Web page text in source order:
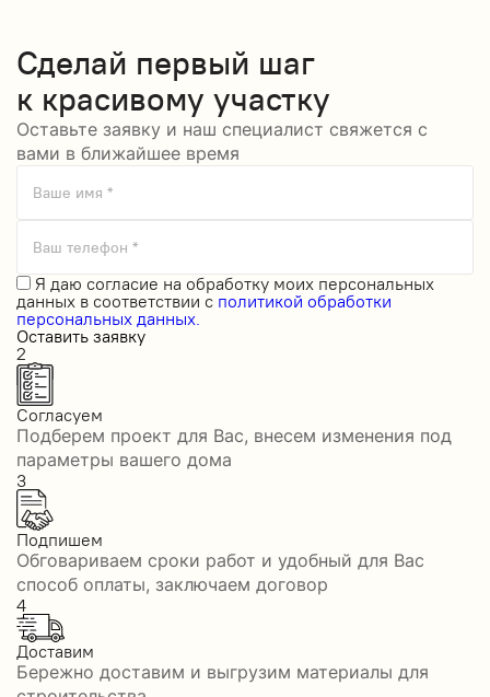
Сделай первый шаг
к красивому участку
Оставьте заявку и наш специалист свяжется с
вами в ближайшее время
Ваше имя *
Ваш телефон *
Я даю согласие на обработку моих персональных
данных в соответствии с политикой обработки
персональных данных.
Оставить заявку
2
Согласуем
Подберем проект для Вас, внесем изменения под
параметры вашего дома
3
Подпишем
Обговариваем сроки работ и удобный для Вас
способ оплаты, заключаем договор
4
Доставим
Бережно доставим и выгрузим материалы для